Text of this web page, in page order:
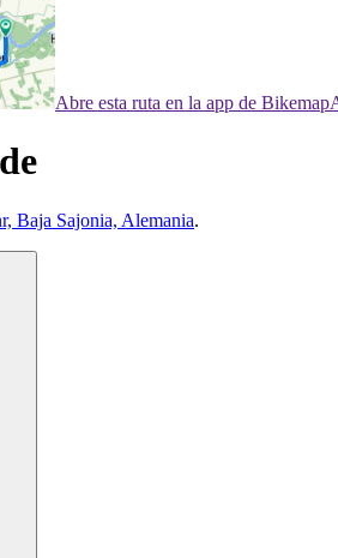
Abre esta ruta en la app de Bikemap
Baja Sajonia, Alemania.